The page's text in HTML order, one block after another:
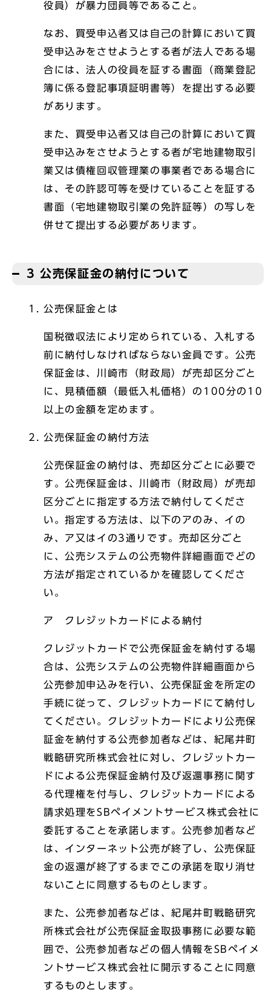
役員）が暴力団員等であること。
なお、買受申込者又は自己の計算において買
受申込みをさせようとする者が法人である場
合には、法人の役員を証する書面（商業登記
簿に係る登記事項証明書等）を提出する必要
があります。
また、買受申込者又は自己の計算において買
受申込みをさせようとする者が宅地建物取引
業又は債権回収管理業の事業者である場合に
は、その許認可等を受けていることを証する
書面（宅地建物取引業の免許証等）の写しを
併せて提出する必要があります。
3 公売保証金の納付について
公売保証金とは
国税徴収法により定められている、入札する
前に納付しなければならない金員です。公売
保証金は、川崎市（財政局）が売却区分ごと
に、見積価額（最低入札価格）の100分の10
以上の金額を定めます。
公売保証金の納付方法
公売保証金の納付は、売却区分ごとに必要で
す。公売保証金は、川崎市（財政局）が売却
区分ごとに指定する方法で納付してくださ
い。指定する方法は、以下のアのみ、イの
み、ア又はイの3通りです。売却区分ごと
に、公売システムの公売物件詳細画面でどの
方法が指定されているかを確認してくださ
い。
ア クレジットカードによる納付
クレジットカードで公売保証金を納付する場
合は、公売システムの公売物件詳細画面から
公売参加申込みを行い、公売保証金を所定の
手続に従って、クレジットカードにて納付し
てください。クレジットカードにより公売保
証金を納付する公売参加者などは、紀尾井町
戦略研究所株式会社に対し、クレジットカー
ドによる公売保証金納付及び返還事務に関す
る代理権を付与し、クレジットカードによる
請求処理をSBペイメントサービス株式会社に
委託することを承諾します。公売参加者など
は、インターネット公売が終了し、公売保証
金の返還が終了するまでこの承諾を取り消せ
ないことに同意するものとします。
また、公売参加者などは、紀尾井町戦略研究
所株式会社が公売保証金取扱事務に必要な範
囲で、公売参加者などの個人情報をSBペイメ
ントサービス株式会社に開示することに同意
するものとします。